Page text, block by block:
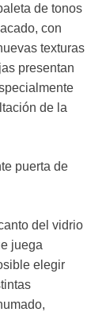
de tonos
con
texturas
presentan
de la
puerta de
del vidrio
juega
elegir